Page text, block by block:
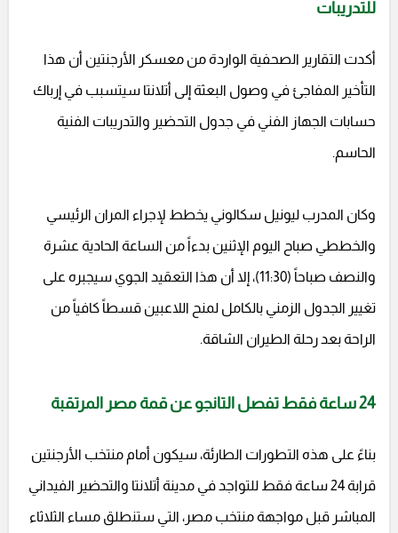
للتدريبات
أكدت التقارير الصحفية الواردة من معسكر الأرجنتين أن هذا
التأخير المفاجئ في وصول البعثة إلى أتلانتا سيتسبب في إرباك
حسابات الجهاز الفني في جدول التحضير والتدريبات الفنية
الحاسم.
وكان المدرب ليونيل سكالوني يخطط لإجراء المران الرئيسي
والخططي صباح اليوم الإثنين بدءاً من الساعة الحادية عشرة
والنصف صباحاً (11:30)، إلا أن هذا التعقيد الجوي سيجبره على
تغيير الجدول الزمني بالكامل لمنح اللاعبين قسطاً كافياً من
الراحة بعد رحلة الطيران الشاقة.
24 ساعة فقط تفصل التانجو عن قمة مصر المرتقبة
بناءً على هذه التطورات الطارئة، سيكون أمام منتخب الأرجنتين
قرابة 24 ساعة فقط للتواجد في مدينة أتلانتا والتحضير الفيداني
المباشر قبل مواجهة منتخب مصر، التي ستنطلق مساء الثلاثاء